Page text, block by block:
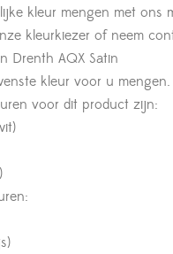
kleur mengen met
kleurkiezer of neem
Drenth AQX Satin
kleur voor u mengen.
voor dit product zijn: